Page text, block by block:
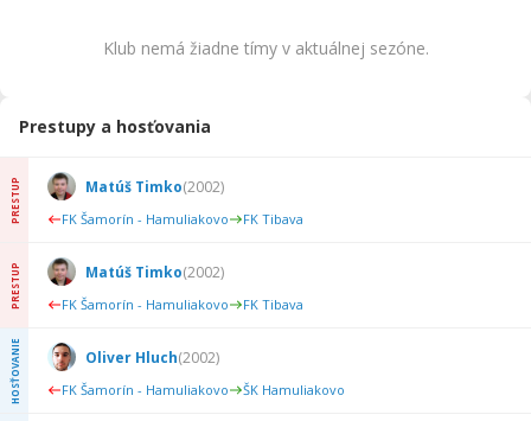
Klub nemá žiadne tímy v aktuálnej sezóne.
Prestupy a hosťovania
PRESTUP Matúš Timko(2002)
FK Šamorín - Hamuliakovo FK Tibava
PRESTUP Matúš Timko(2002)
FK Šamorín - Hamuliakovo FK Tibava
HOSŤOVANIE Oliver Hluch(2002)
FK Šamorín - Hamuliakovo ŠK Hamuliakovo